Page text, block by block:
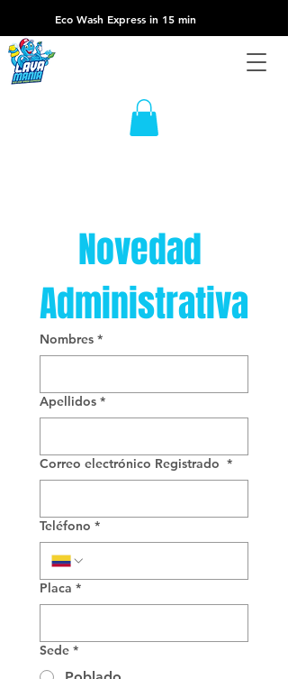
Eco Wash Express in 15 min
Novedad
Administrativa
Nombres *
Apellidos *
Correo electrónico Registrado *
Teléfono *
Placa *
Sede *